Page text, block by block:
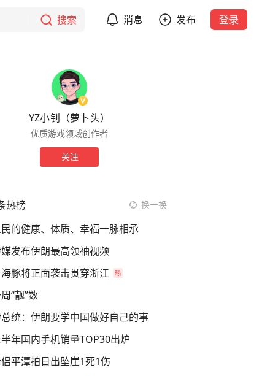
搜索 消息 发布 登录
YZ小钊（萝卜头）
优质游戏领域创作者
关注
热榜 换一换
的健康、体质、幸福一脉相承
发布伊朗最高领袖视频
豚将正面袭击贯穿浙江
“靓”数
统：伊朗要学中国做好自己的事
年国内手机销量TOP30出炉
平潭拍日出坠崖1死1伤